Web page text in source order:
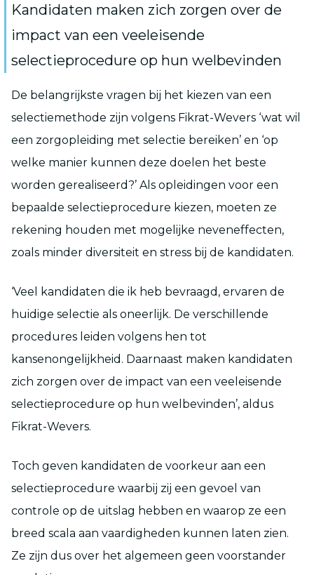
Kandidaten maken zich zorgen over de
impact van een veeleisende
selectieprocedure op hun welbevinden
De belangrijkste vragen bij het kiezen van een
selectiemethode zijn volgens Fikrat-Wevers ‘wat wil
een zorgopleiding met selectie bereiken’ en ‘op
welke manier kunnen deze doelen het beste
worden gerealiseerd?’ Als opleidingen voor een
bepaalde selectieprocedure kiezen, moeten ze
rekening houden met mogelijke neveneffecten,
zoals minder diversiteit en stress bij de kandidaten.
‘Veel kandidaten die ik heb bevraagd, ervaren de
huidige selectie als oneerlijk. De verschillende
procedures leiden volgens hen tot
kansenongelijkheid. Daarnaast maken kandidaten
zich zorgen over de impact van een veeleisende
selectieprocedure op hun welbevinden’, aldus
Fikrat-Wevers.
Toch geven kandidaten de voorkeur aan een
selectieprocedure waarbij zij een gevoel van
controle op de uitslag hebben en waarop ze een
breed scala aan vaardigheden kunnen laten zien.
Ze zijn dus over het algemeen geen voorstander